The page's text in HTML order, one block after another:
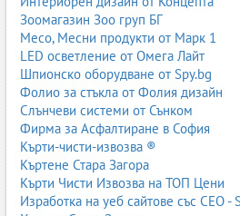
автомобилна реставрация;
строителство и фасади;
бетонни повърхности;
дървени елементи и мебели;
машини и индустриално
резервоари, цистерни и силози.
Иновации и модерни
пясъкоструенето
Пясъкоструенето се развива
нови технологии, които
безопасността и качеството на
Зоомагазин Зоо груп БГ
Месо, Месни продукти от Марк 1
LED осветление от Омега Лайт
Шпионско оборудване от Spy.bg
Фолио за стъкла от Фолия дизайн
Слънчеви системи от Сънком
Фирма за Асфалтиране в София
Кърти-чисти-извозва ®
Къртене Стара Загора
Кърти Чисти Извозва на ТОП Цени
Изработка на уеб сайтове със СЕО -